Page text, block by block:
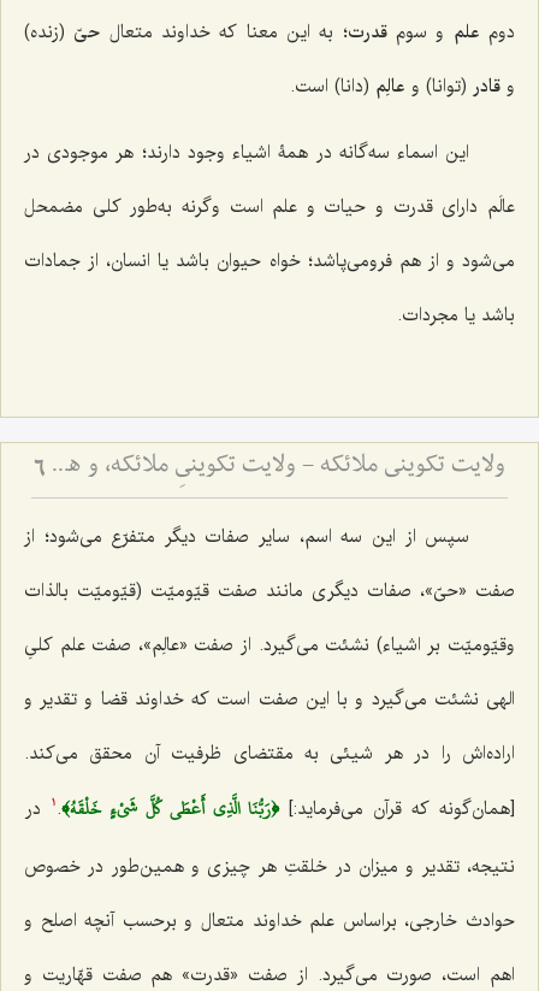
دوم علم و سومقدرت؛ به این معنا که خداوند متعال حیّ (زنده)
و قادر (توانا) و عالِم (دانا) است.
این اسماء سه‌گانه در همۀ اشیاء وجود دارند؛ هر موجودی در
عالَم دارای قدرت و حیات و علم است وگرنه به‌طور کلی مضمحل
می‌شود و از هم فرومی‌پاشد؛ خواه حیوان باشد یا انسان، از جمادات
باشد یا مجردات.
ولایت تکوینی ملائکه - ولایت تکوینیِ ملائکه، و همانندیِ انسان و جن و شیطان با ملائکه، در استفاده از اسماء و صفات الهی 6
سپس از این سه اسم، سایر صفات دیگر متفرّع می‌شود؛ از
صفت «حیّ»، صفات دیگری مانند صفت قیّومیّت (قیّومیّت بالذات
وقیّومیّت بر اشیاء) نشئت می‌گیرد. از صفت «عالِم»، صفت علم کلیِ
الهی نشئت می‌گیرد و با این صفت است که خداوند قضا و تقدیر و
اراده‌اش را در هر شیئی به مقتضای ظرفیت آن محقق می‌کند.
[همان‌گونه که قرآن می‌فرماید:]﴿رَبُّنَا الَّذِي أَعْطَى كُلَّ شَيْءٍ خَلْقَهُ﴾.
1
در
نتیجه، تقدیر و میزان در خلقتِ هر چیزی و همین‌طور در خصوص
حوادث خارجی، براساس علم خداوند متعال و برحسب آنچه اصلح و
اهم است، صورت می‌گیرد. از صفت «قدرت» هم صفت قهّاریت و